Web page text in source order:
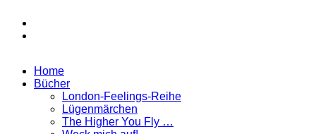
zum
Inhalt
Marina
Paunovic
Home
Bücher
London-Feelings-Reihe
Lügenmärchen
The Higher You Fly …